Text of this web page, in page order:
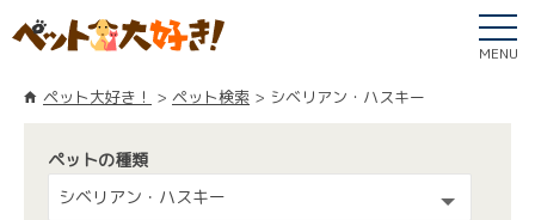
MENU
ペット大好き！ ペット検索 シベリアン・ハスキー
ペットの種類
シベリアン・ハスキー